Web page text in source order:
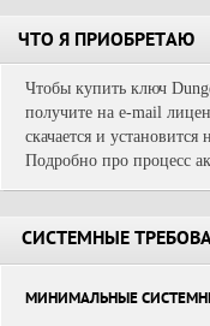
ЧТО Я ПРИОБРЕТАЮ
Чтобы купить ключ
получите на e-mail
скачается и
Подробно про процесс
СИСТЕМНЫЕ
МИНИМАЛЬНЫЕ